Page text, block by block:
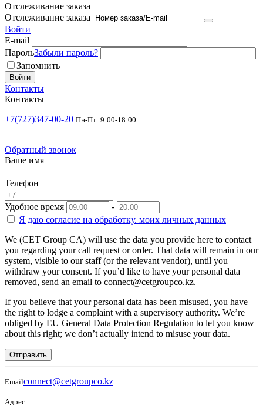
Отслеживание заказа
Отслеживание заказа
Войти
E-mail
ПарольЗабыли пароль?
Запомнить
Войти
Контакты
Контакты
+7(727)347-00-20 Пн-Пт: 9:00-18:00
Обратный звонок
Ваше имя
Телефон
Удобное время
-
Я даю согласие на обработку. моих личных данных
We (CET Group CA) will use the data you provide here to contact
you regarding your call request or order. That data will remain in our
system, visible to our staff (or the relevant vendor), until you
withdraw your consent. If you’d like to have your personal data
removed, send an email to connect@cetgroupco.kz.
If you believe that your personal data has been misused, you have
the right to lodge a complaint with a supervisory authority. We’re
obliged by EU General Data Protection Regulation to let you know
about this right; we don’t actually intend to misuse your data.
Отправить
Emailconnect@cetgroupco.kz
Адрес